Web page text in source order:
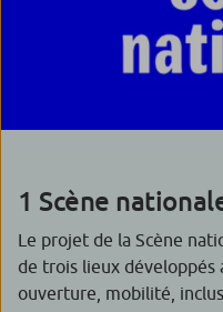
1 Scène
Le projet de la Scène
de trois lieux développés
ouverture, mobilité,